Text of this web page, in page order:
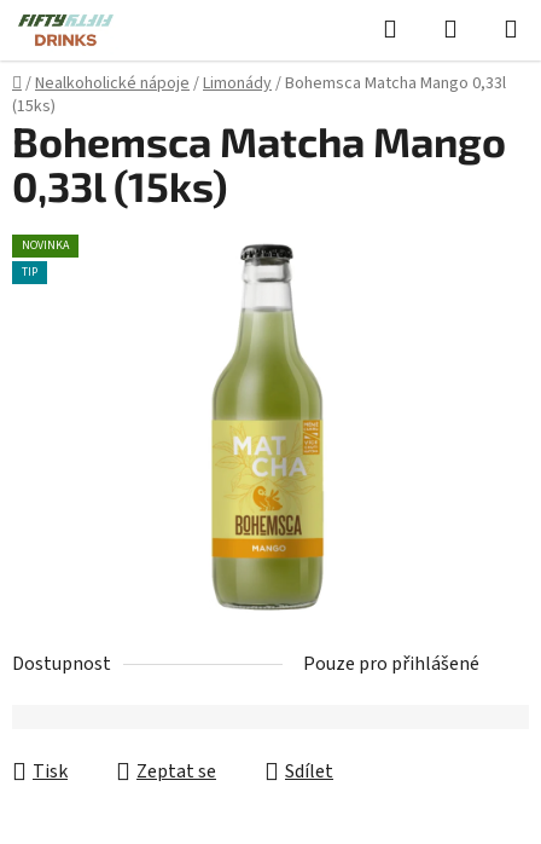
Přejít
obsah
Hledat
KOŠÍK
Domů
/Nealkoholické nápoje/Limonády/Bohemsca Matcha Mango 0,33l
(15ks)
Dostupnost Pouze pro přihlášené
Tisk Zeptat se Sdílet
Bohemsca Matcha Mango
0,33l (15ks)
NOVINKA
TIP